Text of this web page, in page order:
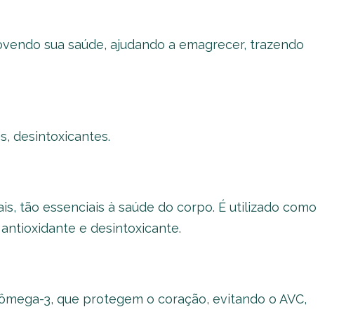
sua saúde, ajudando a emagrecer, trazendo
desintoxicantes.
tão essenciais à saúde do corpo. É utilizado como
e desintoxicante.
3, que protegem o coração, evitando o AVC,